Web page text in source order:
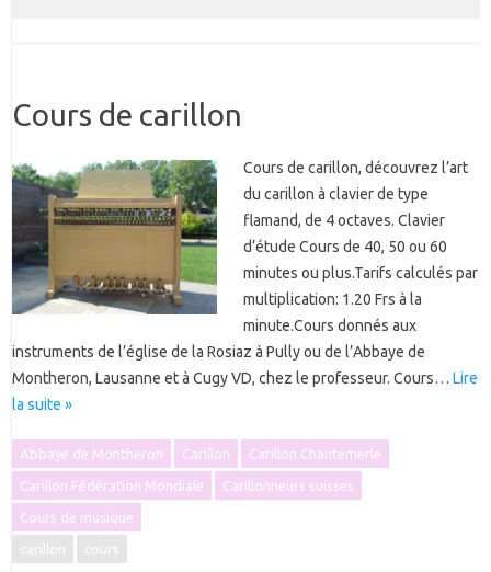
Cours de carillon
Cours de carillon, découvrez l’art
du carillon à clavier de type
flamand, de 4 octaves. Clavier
d’étude Cours de 40, 50 ou 60
minutes ou plus.Tarifs calculés par
multiplication: 1.20 Frs à la
minute.Cours donnés aux
instruments de l’église de la Rosiaz à Pully ou de l’Abbaye de
Montheron, Lausanne et à Cugy VD, chez le professeur. Cours… Lire
la suite »
Abbaye de Montheron Carillon Carillon Chantemerle
Carillon Fédération Mondiale Carillonneurs suisses
Cours de musique
carillon cours